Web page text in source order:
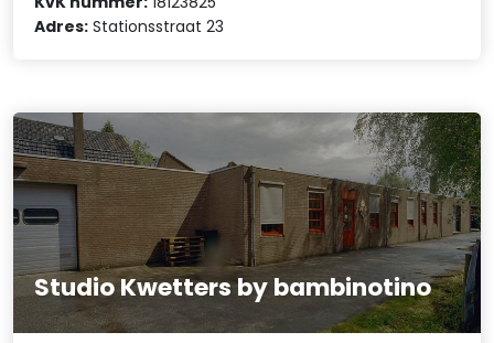
Adres: Stationsstraat 23
Studio Kwetters by bambinotino